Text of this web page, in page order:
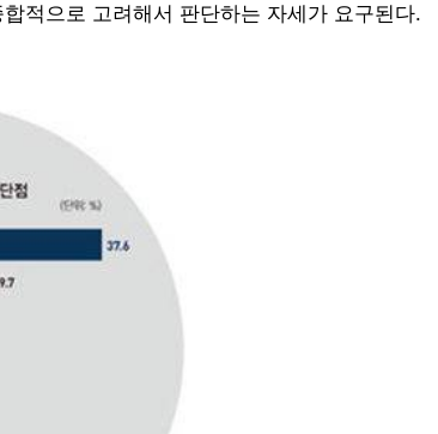
적으로 고려해서 판단하는 자세가 요구된다.